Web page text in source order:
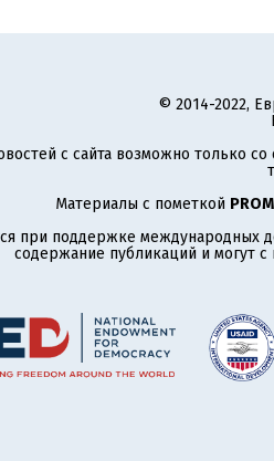
© 2014-2022,
с сайта возможно только
Материалы с пометкой
при поддержке международных
содержание публикаций и могут с